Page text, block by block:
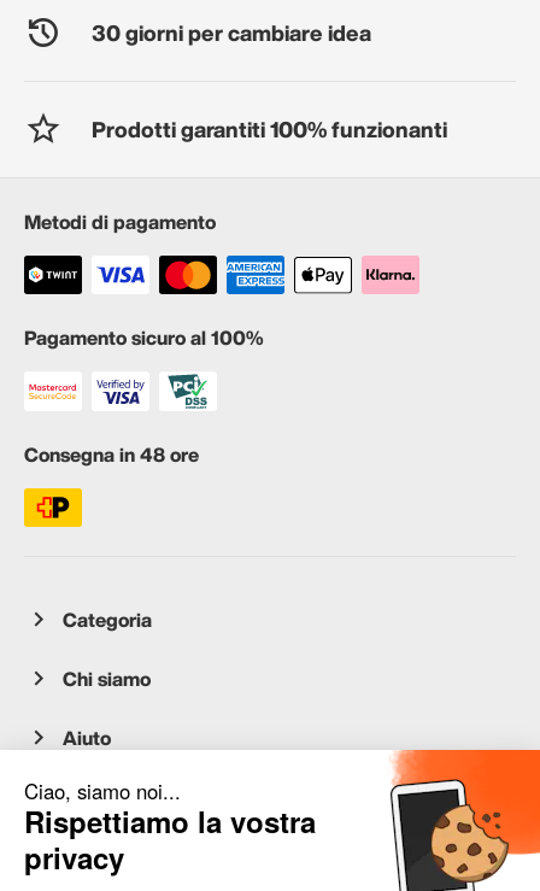
30 giorni per cambiare idea
Prodotti garantiti 100% funzionanti
Metodi di pagamento
Pagamento sicuro al 100%
Consegna in 48 ore
Categoria
Chi siamo
Aiuto
Servizio clienti
occasion.migros.mobile@recommerce.com